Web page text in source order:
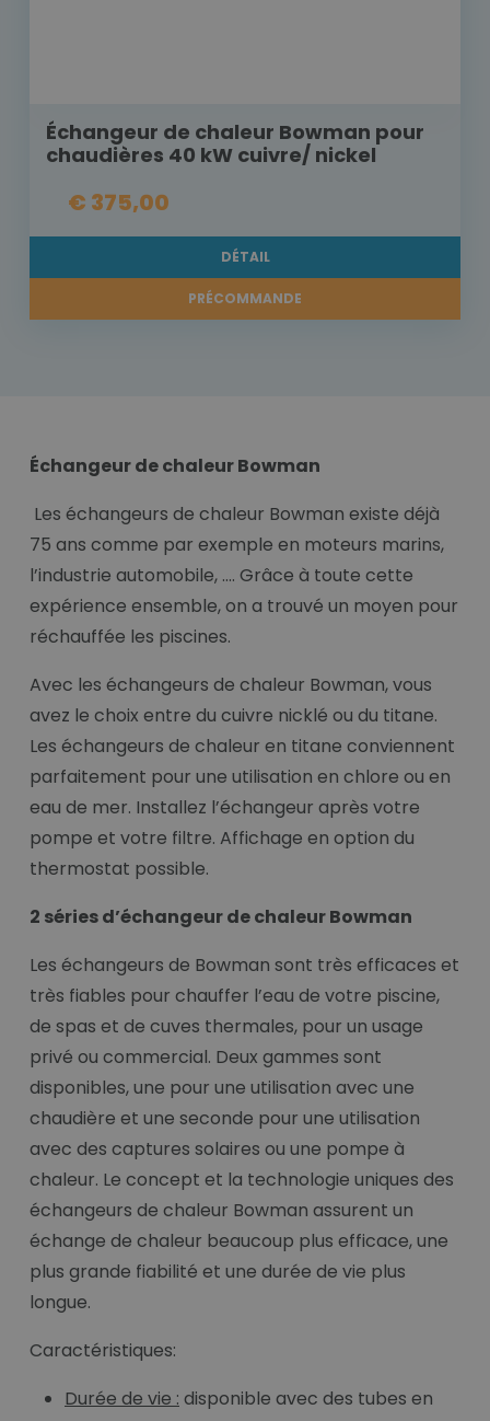
Échangeur de chaleur Bowman pour
chaudières 40 kW cuivre/ nickel
€ 375,00
DÉTAIL
PRÉCOMMANDE
Échangeur de chaleur Bowman
Les échangeurs de chaleur Bowman existe déjà
75 ans comme par exemple en moteurs marins,
l’industrie automobile, …. Grâce à toute cette
expérience ensemble, on a trouvé un moyen pour
réchauffée les piscines.
Avec les échangeurs de chaleur Bowman, vous
avez le choix entre du cuivre nicklé ou du titane.
Les échangeurs de chaleur en titane conviennent
parfaitement pour une utilisation en chlore ou en
eau de mer. Installez l’échangeur après votre
pompe et votre filtre. Affichage en option du
thermostat possible.
2 séries d’échangeur de chaleur Bowman
Les échangeurs de Bowman sont très efficaces et
très fiables pour chauffer l’eau de votre piscine,
de spas et de cuves thermales, pour un usage
privé ou commercial. Deux gammes sont
disponibles, une pour une utilisation avec une
chaudière et une seconde pour une utilisation
avec des captures solaires ou une pompe à
chaleur. Le concept et la technologie uniques des
échangeurs de chaleur Bowman assurent un
échange de chaleur beaucoup plus efficace, une
plus grande fiabilité et une durée de vie plus
longue.
Caractéristiques:
Durée de vie : disponible avec des tubes en